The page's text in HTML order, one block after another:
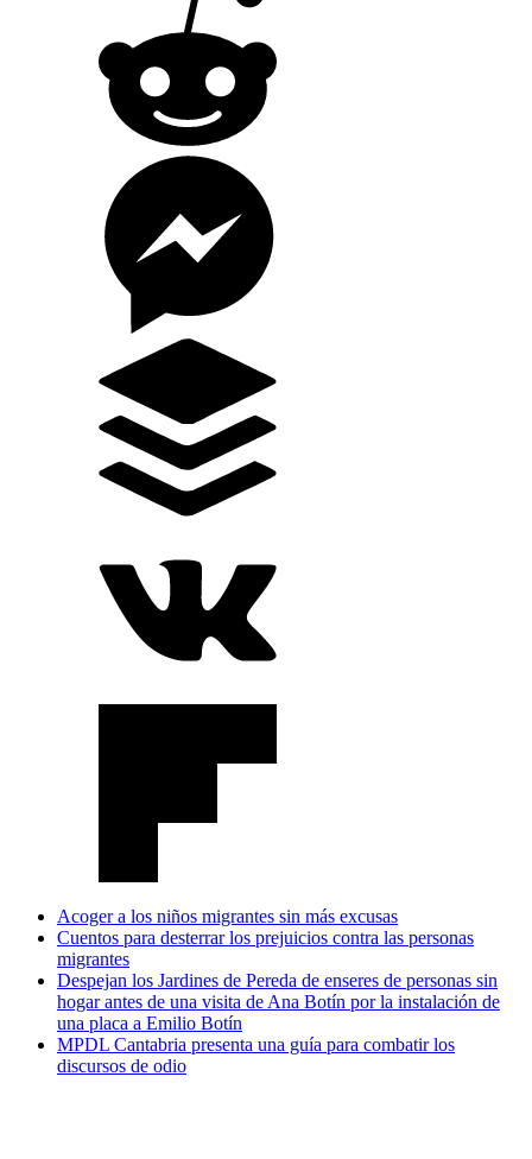
Acoger a los niños migrantes sin más excusas
Cuentos para desterrar los prejuicios contra las personas
migrantes
Despejan los Jardines de Pereda de enseres de personas sin
hogar antes de una visita de Ana Botín por la instalación de
una placa a Emilio Botín
MPDL Cantabria presenta una guía para combatir los
discursos de odio